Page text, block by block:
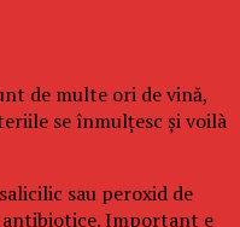
de multe ori de vină,
se înmulțesc și voilà
sau peroxid de
antibiotice. Important e